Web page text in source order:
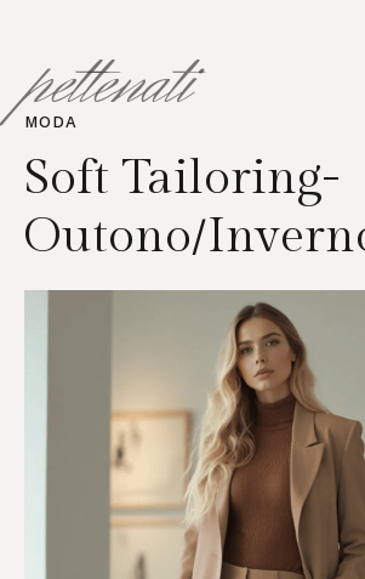
pettenati
MODA
Soft Tailoring-
Outono/